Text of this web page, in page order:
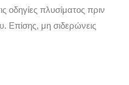
οδηγίες πλυσίματος πριν
Επίσης, μη σιδερώνεις